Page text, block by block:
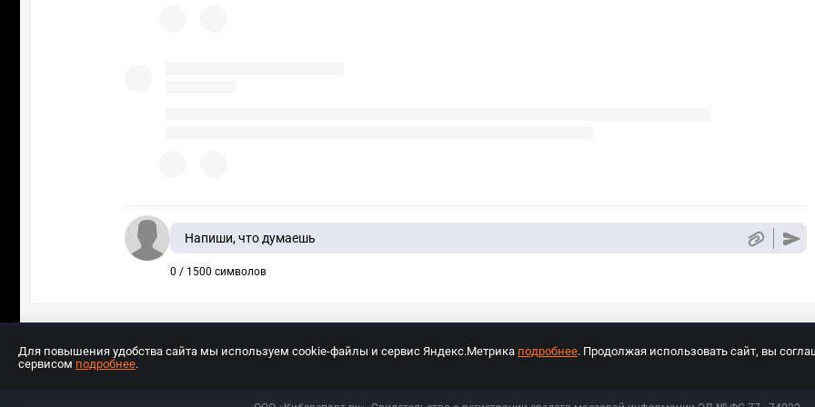
Напиши, что думаешь
0 / 1500 символов
Для повышения удобства сайта мы используем cookie-файлы и сервис Яндекс.Метрика подробнее. Продолжая использовать сайт, вы
сервисом подробнее.